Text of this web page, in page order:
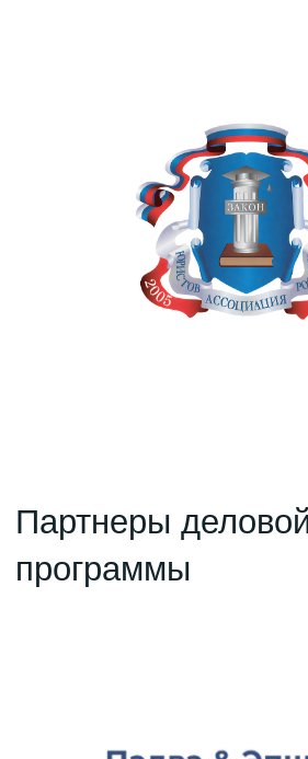
Правила большой стройки
Подкаст «Правила большой стройки» —
серия разговоров о том, что остается